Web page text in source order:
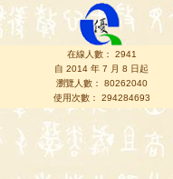
在線人數： 2941
自 2014 年 7 月 8 日起
瀏覽人數： 80262040
使用次數： 294284693